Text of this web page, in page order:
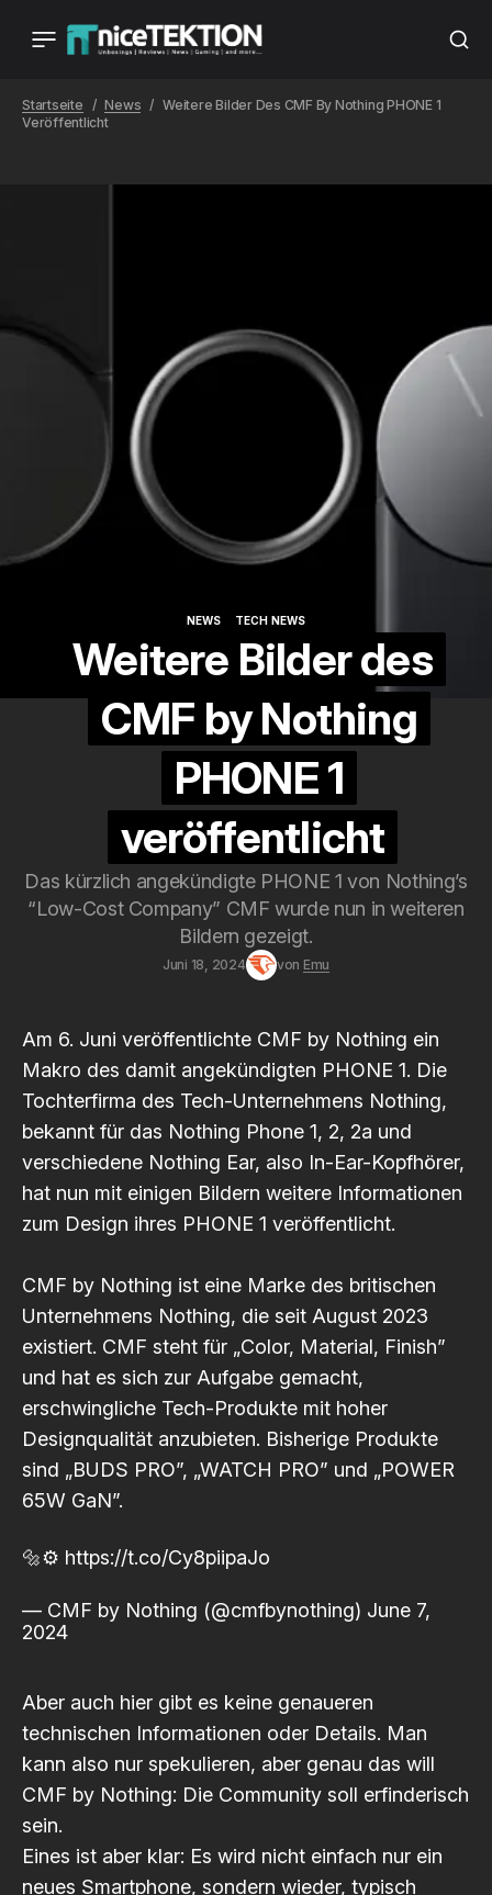
Startseite News
Weitere Bilder Des CMF By Nothing PHONE 1
Veröffentlicht
NEWS
TECH NEWS
Weitere Bilder des
CMF by Nothing
PHONE 1
veröffentlicht
Das kürzlich angekündigte PHONE 1 von Nothing’s
“Low-Cost Company” CMF wurde nun in weiteren
Bildern gezeigt.
Juni 18, 2024 von Emu
Am 6. Juni veröffentlichte CMF by Nothing ein
Makro des damit angekündigten PHONE 1. Die
Tochterfirma des Tech-Unternehmens Nothing,
bekannt für das Nothing Phone 1, 2, 2a und
verschiedene Nothing Ear, also In-Ear-Kopfhörer,
hat nun mit einigen Bildern weitere Informationen
zum Design ihres PHONE 1 veröffentlicht.
CMF by Nothing ist eine Marke des britischen
Unternehmens Nothing, die seit August 2023
existiert. CMF steht für „Color, Material, Finish”
und hat es sich zur Aufgabe gemacht,
erschwingliche Tech-Produkte mit hoher
Designqualität anzubieten. Bisherige Produkte
sind „BUDS PRO”, „WATCH PRO” und „POWER
65W GaN”.
🔩⚙️ https://t.co/Cy8piipaJo
— CMF by Nothing (@cmfbynothing) June 7,
2024
Aber auch hier gibt es keine genaueren
technischen Informationen oder Details. Man
kann also nur spekulieren, aber genau das will
CMF by Nothing: Die Community soll erfinderisch
sein.
Eines ist aber klar: Es wird nicht einfach nur ein
neues Smartphone, sondern wieder, typisch